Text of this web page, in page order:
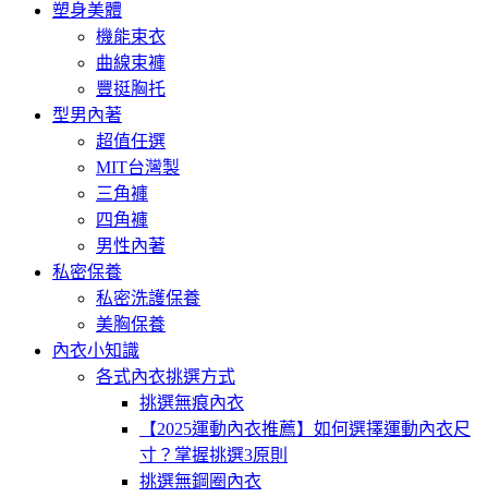
塑身美體
機能束衣
曲線束褲
豐挺胸托
型男內著
超值任選
MIT台灣製
三角褲
四角褲
男性內著
私密保養
私密洗護保養
美胸保養
內衣小知識
各式內衣挑選方式
挑選無痕內衣
【2025運動內衣推薦】如何選擇運動內衣尺
寸？掌握挑選3原則
挑選無鋼圈內衣